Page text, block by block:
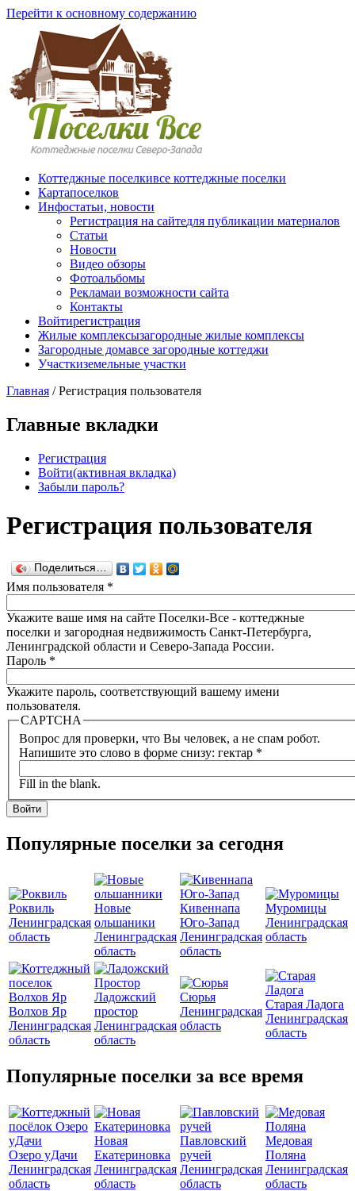
Перейти к основному содержанию
Коттеджные поселкивсе коттеджные поселки
Картапоселков
Инфостатьи, новости
Регистрация на сайтедля публикации материалов
Статьи
Новости
Видео обзоры
Фотоальбомы
Рекламаи возможности сайта
Контакты
Войтирегистрация
Жилые комплексызагородные жилые комплексы
Загородные домавсе загородные коттеджи
Участкиземельные участки
Главная /Регистрация пользователя
Главные вкладки
Регистрация
Войти(активная вкладка)
Забыли пароль?
Регистрация пользователя
Поделиться…
Имя пользователя *
Укажите ваше имя на сайте Поселки-Все - коттеджные
поселки и загородная недвижимость Санкт-Петербурга,
Ленинградской области и Северо-Запада России.
Пароль *
Укажите пароль, соответствующий вашему имени
пользователя.
CAPTCHA
Вопрос для проверки, что Вы человек, а не спам робот.
Напишите это слово в форме снизу: гектар *
Fill in the blank.
Популярные поселки за сегодня
Роквиль
Ленинградская
область
Новые
ольшаники
Ленинградская
область
Кивеннапа
Юго-Запад
Ленинградская
область
Муромицы
Ленинградская
область
Волхов Яр
Ленинградская
область
Ладожский
простор
Ленинградская
область
Сюрья
Ленинградская
область
Старая Ладога
Ленинградская
область
Популярные поселки за все время
Озеро уДачи
Ленинградская
область
Новая
Екатериновка
Ленинградская
область
Павловский
ручей
Ленинградская
область
Медовая
Поляна
Ленинградская
область